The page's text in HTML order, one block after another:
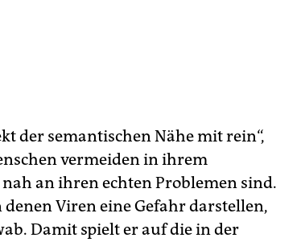
der semantischen Nähe mit rein“,
vermeiden in ihrem
an ihren echten Problemen sind.
Viren eine Gefahr darstellen,
Damit spielt er auf die in der